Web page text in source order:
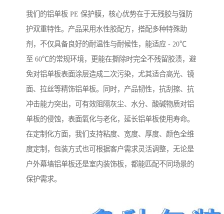
我们的铝单板 PE 保护膜，核心优势在于无残胶与强防
护双重特性。产品采用水性胶配方，搭配多种特殊助
剂，不仅具备良好的耐温性与耐候性，能适应 - 20℃
至 60℃的常规环境，更能在撕除时完全不残留胶渍，避
免对铝单板表面涂层造成二次污染，尤其适合高光、镜
面、拉丝等精饰铝单板。同时，产品韧性，抗刮擦、抗
冲击能力突出，可有效阻隔灰尘、水分、酸碱物质对铝
单板的侵蚀，表面氧化与老化，延长铝单板使用寿命。
在定制化方面，我们支持粘度、宽度、厚度、颜色全维
度定制，包装方式也可根据客户需求灵活调整，无论是
户外幕墙铝单板还是室内装饰板，都能匹配不同场景的
保护需求。